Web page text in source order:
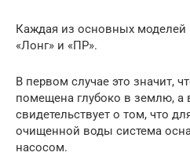
Каждая из основных моделей
«Лонг» и «ПР».
В первом случае это значит,
помещена глубоко в землю, а
свидетельствует о том, что
очищенной воды система
насосом.